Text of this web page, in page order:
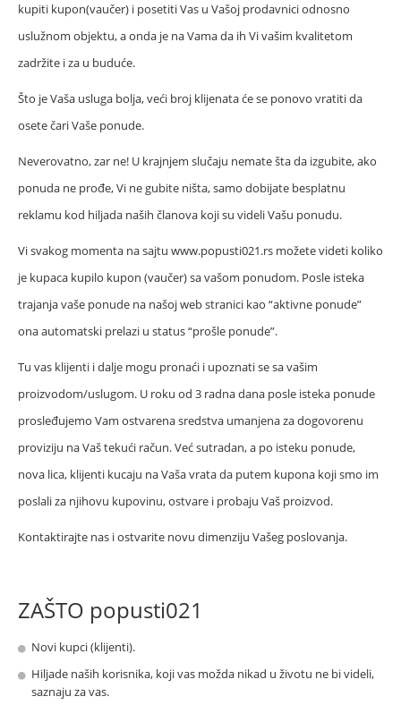
kupiti kupon(vaučer) i posetiti Vas u Vašoj prodavnici odnosno
uslužnom objektu, a onda je na Vama da ih Vi vašim kvalitetom
zadržite i za u buduće.
Što je Vaša usluga bolja, veći broj klijenata će se ponovo vratiti da
osete čari Vaše ponude.
Neverovatno, zar ne! U krajnjem slučaju nemate šta da izgubite, ako
ponuda ne prođe, Vi ne gubite ništa, samo dobijate besplatnu
reklamu kod hiljada naših članova koji su videli Vašu ponudu.
Vi svakog momenta na sajtu www.popusti021.rs možete videti koliko
je kupaca kupilo kupon (vaučer) sa vašom ponudom. Posle isteka
trajanja vaše ponude na našoj web stranici kao “aktivne ponude”
ona automatski prelazi u status “prošle ponude”.
Tu vas klijenti i dalje mogu pronaći i upoznati se sa vašim
proizvodom/uslugom. U roku od 3 radna dana posle isteka ponude
prosleđujemo Vam ostvarena sredstva umanjena za dogovorenu
proviziju na Vaš tekući račun. Već sutradan, a po isteku ponude,
nova lica, klijenti kucaju na Vaša vrata da putem kupona koji smo im
poslali za njihovu kupovinu, ostvare i probaju Vaš proizvod.
Kontaktirajte nas i ostvarite novu dimenziju Vašeg poslovanja.
ZAŠTO popusti021
Novi kupci (klijenti).
Hiljade naših korisnika, koji vas možda nikad u životu ne bi videli,
saznaju za vas.